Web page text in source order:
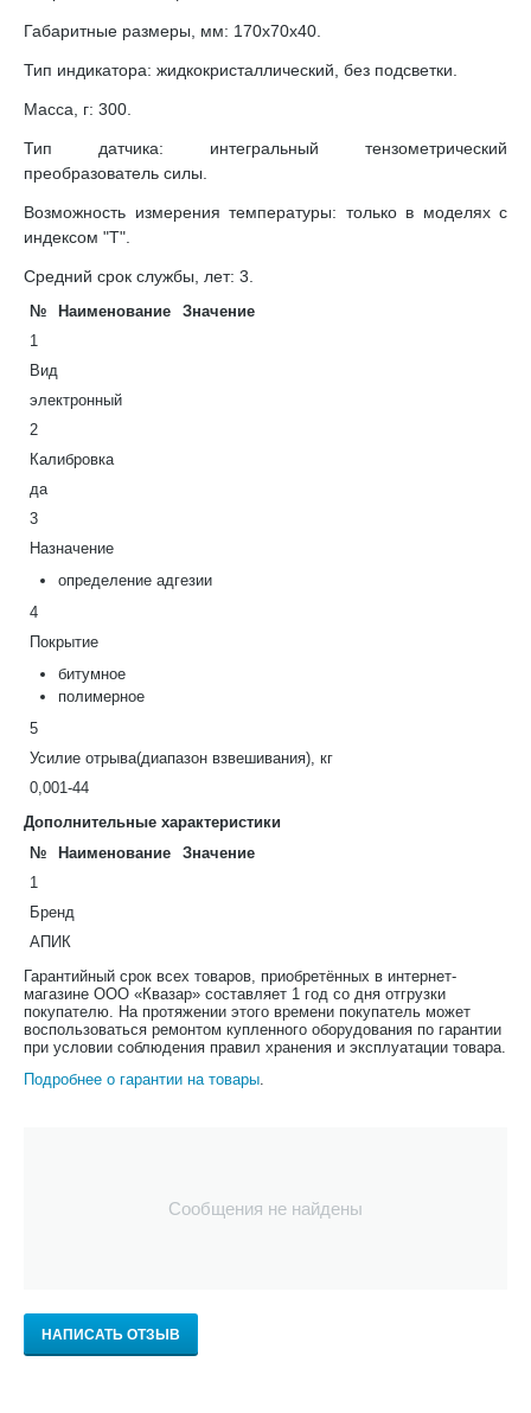
Габаритные размеры, мм: 170х70х40.
Тип индикатора: жидкокристаллический, без подсветки.
Масса, г: 300.
Тип датчика: интегральный тензометрический
преобразователь силы.
Возможность измерения температуры: только в моделях с
индексом "T".
Средний срок службы, лет: 3.
№ Наименование
Значение
1
Вид
электронный
2
Калибровка
да
3
Назначение
определение адгезии
4
Покрытие
битумное
полимерное
5
Усилие отрыва(диапазон взвешивания), кг
0,001-44
Дополнительные характеристики
№
Наименование
Значение
1
Бренд
АПИК
Гарантийный срок всех товаров, приобретённых в интернет-
магазине ООО «Квазар» составляет 1 год со дня отгрузки
покупателю. На протяжении этого времени покупатель может
воспользоваться ремонтом купленного оборудования по гарантии
при условии соблюдения правил хранения и эксплуатации товара.
Подробнее о гарантии на товары.
Сообщения не найдены
НАПИСАТЬ ОТЗЫВ